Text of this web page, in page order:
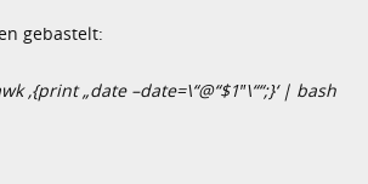
gebastelt:
„date –date=\“@“$1″\““;}‘ | bash